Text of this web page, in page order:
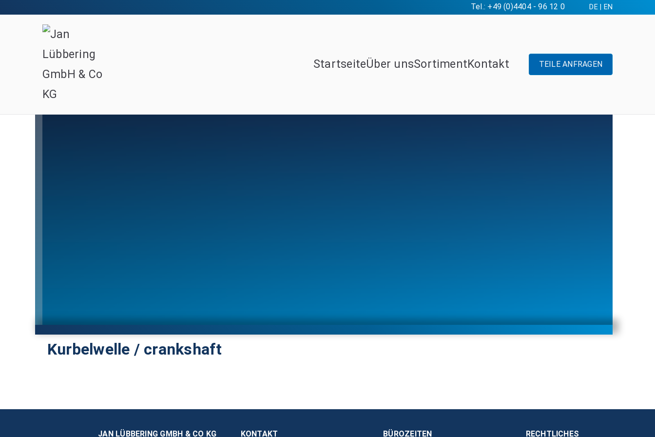
Tel.: +49 (0)4404 - 96 12 0 DE| EN
StartseiteÜber unsSortimentKontakt TEILE ANFRAGEN
Kurbelwelle / crankshaft
JAN LÜBBERING GMBH & CO KG KONTAKT BÜROZEITEN RECHTLICHES